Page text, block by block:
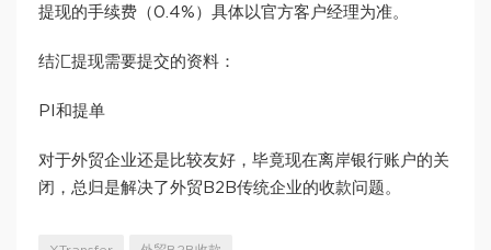
提现的手续费（0.4%）具体以官方客户经理为准。
结汇提现需要提交的资料：
PI和提单
对于外贸企业还是比较友好，毕竟现在离岸银行账户的关
闭，总归是解决了外贸B2B传统企业的收款问题。